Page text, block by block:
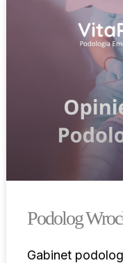
Podolog
Gabinet